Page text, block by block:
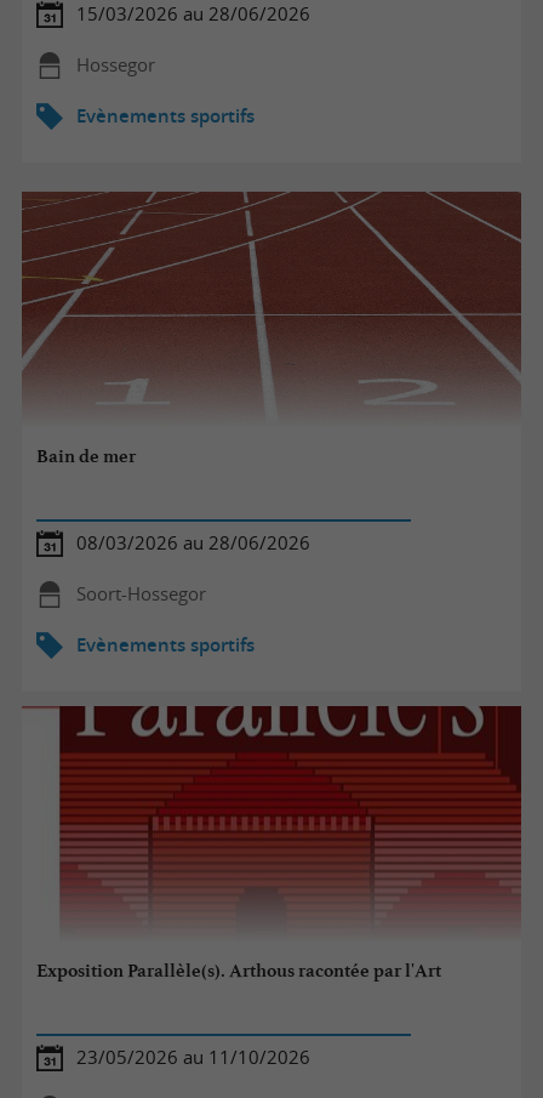
15/03/2026 au 28/06/2026
Hossegor
Evènements sportifs
Bain de mer
08/03/2026 au 28/06/2026
Soort-Hossegor
Evènements sportifs
Exposition Parallèle(s). Arthous racontée par l'Art
23/05/2026 au 11/10/2026